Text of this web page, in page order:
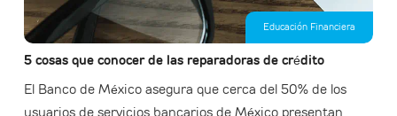
Educación Financiera
5 cosas que conocer de las reparadoras de crédito
El Banco de México asegura que cerca del 50% de los
usuarios de servicios bancarios de México presentan